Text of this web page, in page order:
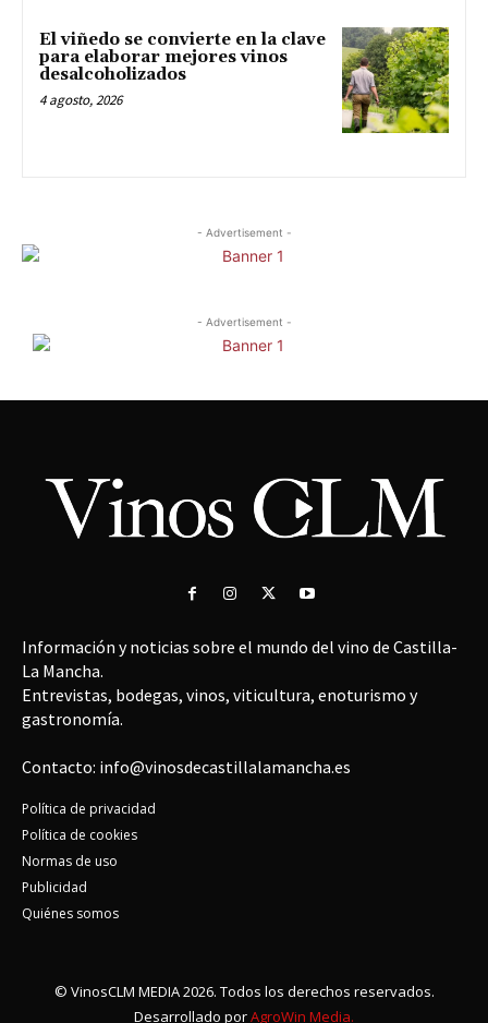
El viñedo se convierte en la clave
para elaborar mejores vinos
desalcoholizados
4 agosto, 2026
- Advertisement -
- Advertisement -
Información y noticias sobre el mundo del vino de Castilla-
La Mancha.
Entrevistas, bodegas, vinos, viticultura, enoturismo y
gastronomía.
Contacto: info@vinosdecastillalamancha.es
Política de privacidad
Política de cookies
Normas de uso
Publicidad
Quiénes somos
© VinosCLM MEDIA 2026. Todos los derechos reservados.
Desarrollado porAgroWin Media.